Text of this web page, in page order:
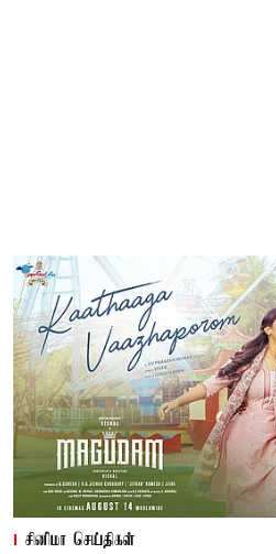
சினிமா செய்திகள்